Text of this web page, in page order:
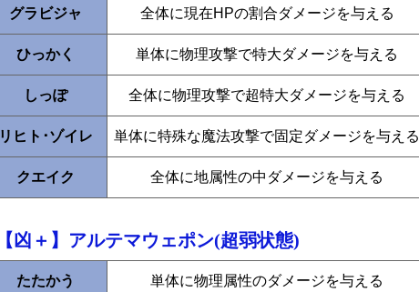
グラビジャ 全体に現在HPの割合ダメージを与える
ひっかく 単体に物理攻撃で特大ダメージを与える
しっぽ 全体に物理攻撃で超特大ダメージを与える
リヒト･ゾイレ 単体に特殊な魔法攻撃で固定ダメージを与える
クエイク 全体に地属性の中ダメージを与える
【凶＋】アルテマウェポン(超弱状態)
たたかう 単体に物理属性のダメージを与える